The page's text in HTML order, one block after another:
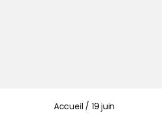
Accueil / 19 juin